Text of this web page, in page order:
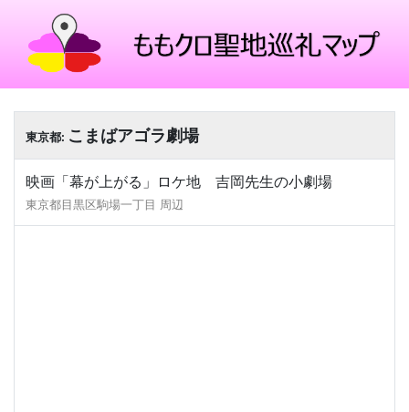
東京都: こまばアゴラ劇場
映画「幕が上がる」ロケ地 吉岡先生の小劇場
東京都目黒区駒場一丁目 周辺